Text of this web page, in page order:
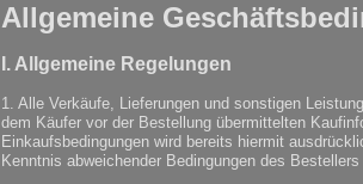
Allgemeine
I. Allgemeine Regelungen
1. Alle Verkäufe, Lieferungen und sonstigen
dem Käufer vor der Bestellung übermittelten
Einkaufsbedingungen wird bereits hiermit
Kenntnis abweichender Bedingungen des